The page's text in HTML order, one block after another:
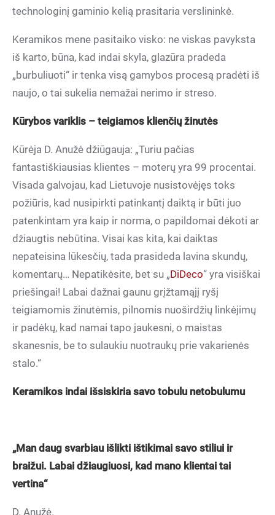
technologinį gaminio kelią prasitaria verslininkė.
Keramikos mene pasitaiko visko: ne viskas pavyksta
iš karto, būna, kad indai skyla, glazūra pradeda
„burbuliuoti“ ir tenka visą gamybos procesą pradėti iš
naujo, o tai sukelia nemažai nerimo ir streso.
Kūrybos variklis – teigiamos klienčių žinutės
Kūrėja D. Anužė džiūgauja: „Turiu pačias
fantastiškiausias klientes – moterų yra 99 procentai.
Visada galvojau, kad Lietuvoje nusistovėjęs toks
požiūris, kad nusipirkti patinkantį daiktą ir būti juo
patenkintam yra kaip ir norma, o papildomai dėkoti ar
džiaugtis nebūtina. Visai kas kita, kai daiktas
nepateisina lūkesčių, tada prasideda lavina skundų,
komentarų… Nepatikėsite, bet su „DiDeco“ yra visiškai
priešingai! Labai dažnai gaunu grįžtamąjį ryšį
teigiamomis žinutėmis, pilnomis nuoširdžių linkėjimų
ir padėkų, kad namai tapo jaukesni, o maistas
skanesnis, be to sulaukiu nuotraukų prie vakarienės
stalo.“
Keramikos indai išsiskiria savo tobulu netobulumu
„Man daug svarbiau išlikti ištikimai savo stiliui ir
braižui. Labai džiaugiuosi, kad mano klientai tai
vertina“
D. Anužė.